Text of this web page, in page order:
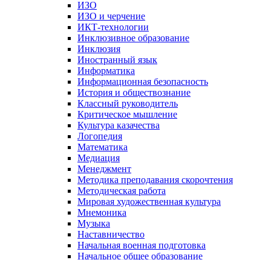
ИЗО
ИЗО и черчение
ИКТ-технологии
Инклюзивное образование
Инклюзия
Иностранный язык
Информатика
Информационная безопасность
История и обществознание
Классный руководитель
Критическое мышление
Культура казачества
Логопедия
Математика
Медиация
Менеджмент
Методика преподавания скорочтения
Методическая работа
Мировая художественная культура
Мнемоника
Музыка
Наставничество
Начальная военная подготовка
Начальное общее образование